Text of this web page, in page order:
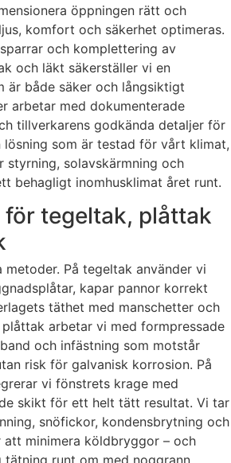
öppningen rätt och
komfort och säkerhet optimeras.
och komplettering av
och läkt säkerställer vi en
är både säker och långsiktigt
arbetar med dokumenterade
tillverkarens godkända detaljer för
lösning som är testad för vårt klimat,
styrning, solavskärmning och
behagligt inomhusklimat året runt.
tegeltak, plåttak
På tegeltak använder vi
kapar pannor korrekt
täthet med manschetter och
plåttak arbetar vi med formpressade
och infästning som motstår
risk för galvanisk korrosion. På
vi fönstrets krage med
skikt för ett helt tätt resultat. Vi tar
snöfickor, kondensbrytning och
att minimera köldbryggor – och